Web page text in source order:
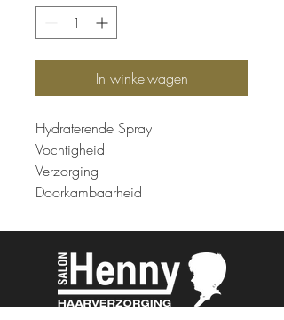
In winkelwagen
Hydraterende Spray
Vochtigheid
Verzorging
Doorkambaarheid